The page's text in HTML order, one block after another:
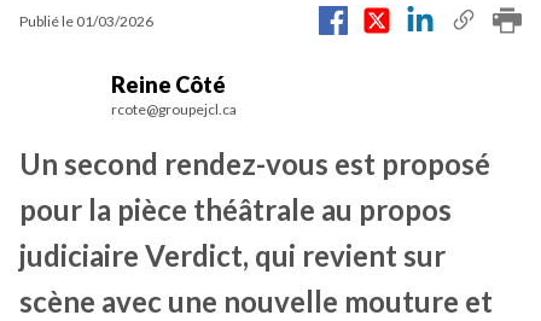
Publié le 01/03/2026
Reine Côté
rcote@groupejcl.ca
Un second rendez-vous est proposé
pour la pièce théâtrale au propos
judiciaire Verdict, qui revient sur
scène avec une nouvelle mouture et